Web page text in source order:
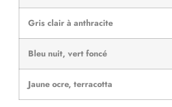
Gris clair à anthracite
Bleu nuit, vert foncé
Jaune ocre, terracotta